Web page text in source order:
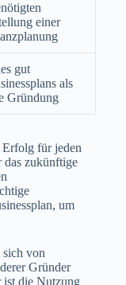
einer
gut
als
Gründung
Erfolg für jeden
das zukünftige
um
sich von
Gründer
ist die Nutzung